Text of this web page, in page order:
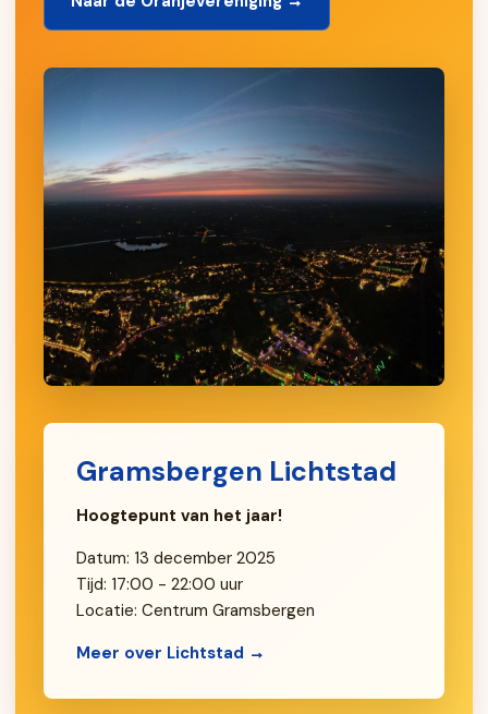
Gramsbergen Lichtstad
Hoogtepunt van het jaar!
Datum: 13 december 2025
Tijd: 17:00 - 22:00 uur
Locatie: Centrum Gramsbergen
Meer over Lichtstad →